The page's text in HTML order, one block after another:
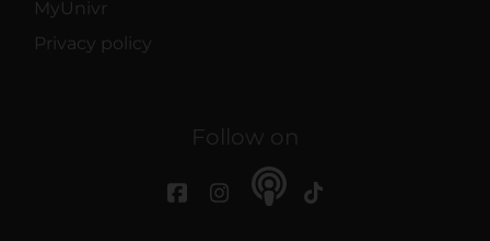
MyUnivr
Privacy policy
Follow on